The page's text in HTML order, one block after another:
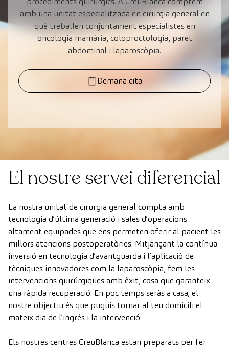
amb una unitat especialitzada en cirurgia general en
què treballen conjuntament especialistes en
oncologia mamària, coloproctologia, paret
abdominal i laparoscòpia.
Demana cita
El nostre servei diferencial
La nostra unitat de cirurgia general compta amb
tecnologia d’última generació i sales d’operacions
altament equipades que ens permeten oferir al pacient les
millors atencions postoperatòries. Mitjançant la contínua
inversió en tecnologia d’avantguarda i l’aplicació de
tècniques innovadores com la laparoscòpia, fem les
intervencions quirúrgiques amb èxit, cosa que garanteix
una ràpida recuperació. En poc temps seràs a casa; el
nostre objectiu és que puguis tornar al teu domicili el
mateix dia de l’ingrés i la intervenció.
Els nostres centres CreuBlanca estan preparats per fer